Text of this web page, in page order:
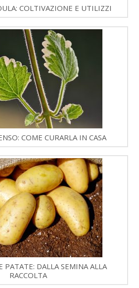
COLTIVAZIONE E UTILIZZI
COME CURARLA IN CASA
PATATE: DALLA SEMINA ALLA
RACCOLTA